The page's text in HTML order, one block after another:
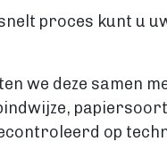
proces kunt u
we deze samen
op